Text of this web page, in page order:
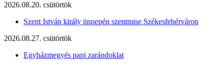
2026.08.20. csütörtök
Szent István király ünnepén szentmise Székesfehérváron
2026.08.27. csütörtök
Egyházmegyés papi zarándoklat